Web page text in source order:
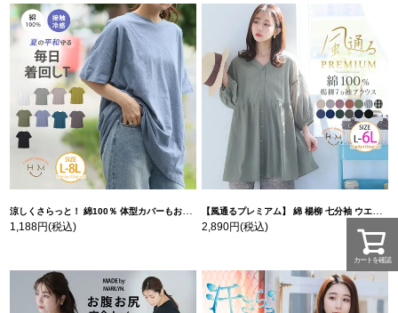
涼しくさらっと！ 綿100％ 体型カバーもお洒落も叶える 風合いコットン ゆるシルエット ドルマン | 大きいサイズの通販ならハッピーマリリン
1,188円(税込)
【風通るプレミアム】 綿 楊柳 七分袖 ウエストギャザー ブラウス | 大きいサイズの通販ならハッピーマリリン
2,890円(税込)
カートを確認